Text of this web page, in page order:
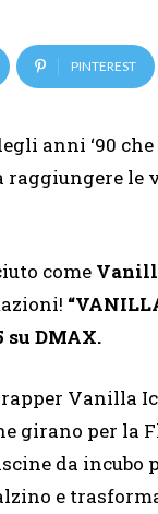
PINTEREST
anni ‘90
le
come
DMAX.
Vanilla
girano per la
da incubo
e